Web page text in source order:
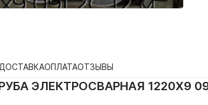
ДОСТАВКАОПЛАТАОТЗЫВЫ
ЭЛЕКТРОСВАРНАЯ 1220Х9